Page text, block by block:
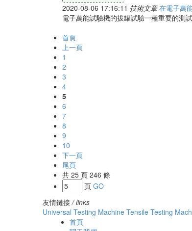
2020-08-06 17:16:11 技術文章 在電子萬
電子萬能試驗機的拔罐試驗一種重要的測
首頁
上一頁
1
2
3
4
5
6
7
8
9
10
下一頁
尾頁
共 25 頁 246 條
頁 GO
友情鏈接 / links
Universal Testing Machine Tensile Testing
首頁